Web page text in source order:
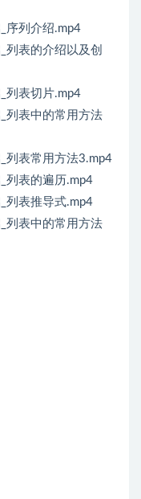
序列介绍.mp4
表的介绍以及创
列表切片.mp4
列表中的常用方法
列表常用方法3.mp4
列表的遍历.mp4
列表推导式.mp4
列表中的常用方法